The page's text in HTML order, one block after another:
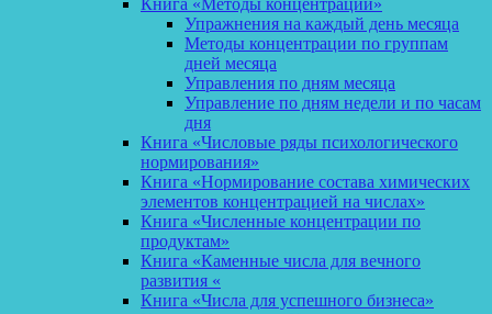
Книга «Методы концентрации»
Упражнения на каждый день месяца
Методы концентрации по группам
дней месяца
Управления по дням месяца
Управление по дням недели и по часам
дня
Книга «Числовые ряды психологического
нормирования»
Книга «Нормирование состава химических
элементов концентрацией на числах»
Книга «Численные концентрации по
продуктам»
Книга «Каменные числа для вечного
развития «
Книга «Числа для успешного бизнеса»